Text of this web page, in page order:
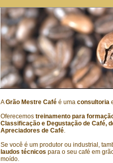
AGrão Mestre Café é uma consultoria
Oferecemos treinamento para
Classificação e Degustação de Café,
Apreciadores de Café.
Se você é um produtor ou industrial,
laudos técnicos para o seu café em
moído.